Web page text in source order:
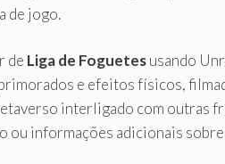
de jogo.
de Liga de Foguetesusando
e efeitos físicos,
interligado com outras
ou informações adicionais